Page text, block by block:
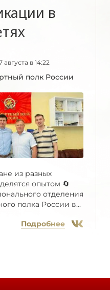
в
августа в 14:22
полк России
из разных
опытом 🔄
отделения
полка России в...
Подробнее